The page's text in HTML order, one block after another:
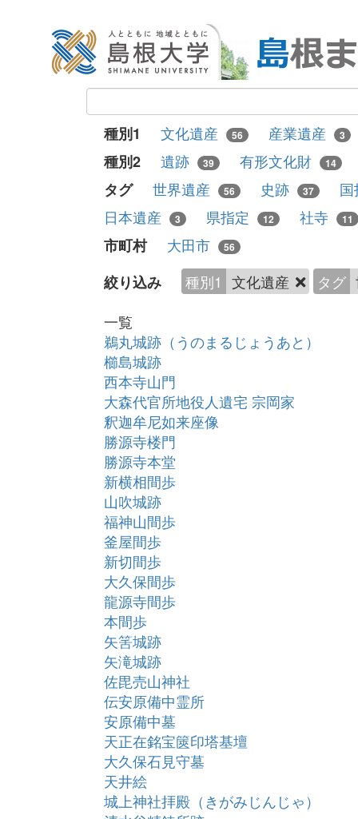
種別1 文化遺産 56 産業遺産 3
種別2 遺跡 39 有形文化財 14
タグ 世界遺産 56 史跡 37
日本遺産
3 県指定 12 社寺 11
市町村 大田市 56
絞り込み 種別1 文化遺産 タグ
一覧
鵜丸城跡（うのまるじょうあと）
櫛島城跡
西本寺山門
大森代官所地役人遺宅 宗岡家
釈迦牟尼如来座像
勝源寺楼門
勝源寺本堂
新横相間歩
山吹城跡
福神山間歩
釜屋間歩
新切間歩
大久保間歩
龍源寺間歩
本間歩
矢筈城跡
矢滝城跡
佐毘売山神社
伝安原備中霊所
安原備中墓
天正在銘宝篋印塔基壇
大久保石見守墓
天井絵
城上神社拝殿（きがみじんじゃ）